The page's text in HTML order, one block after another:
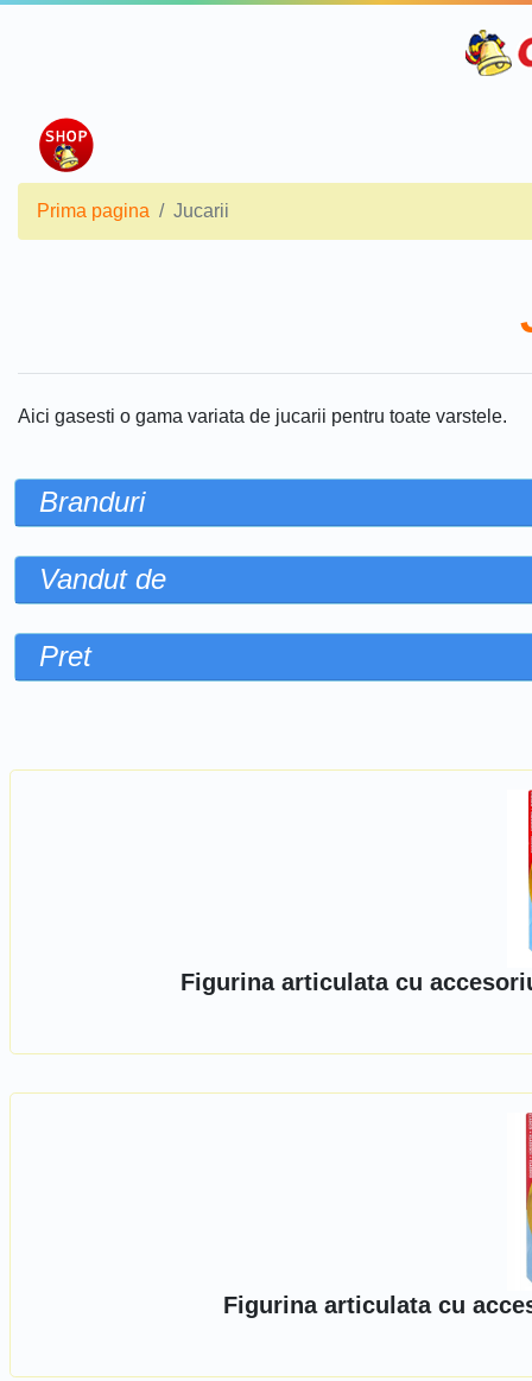
Prima pagina Jucarii
Aici gasesti o gama variata de jucarii pentru toate varstele.
Branduri
Vandut de
Pret
Figurina articulata cu
Figurina articulata cu